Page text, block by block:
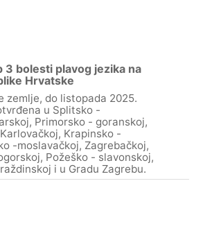
bolesti plavog jezika na
Hrvatske
zemlje, do listopada 2025.
u Splitsko -
Primorsko - goranskoj,
Krapinsko -
-moslavačkoj, Zagrebačkoj,
Požeško - slavonskoj,
i u Gradu Zagrebu.